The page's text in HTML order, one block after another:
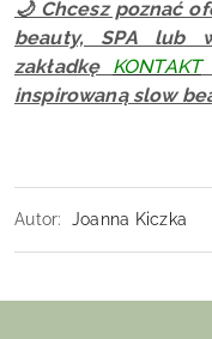
🌙 Chcesz poznać
beauty, SPA lub
zakładkę KONTAKTi
inspirowaną slow
Autor: Joanna Kiczka